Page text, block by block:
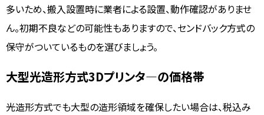
多いため、搬入設置時に業者による設置、動作確認がありませ
ん。初期不良などの可能性もありますので、センドバック方式の
保守がついているものを選びましょう。
大型光造形方式3Dプリンタ―の価格帯
光造形方式でも大型の造形領域を確保したい場合は、税込み